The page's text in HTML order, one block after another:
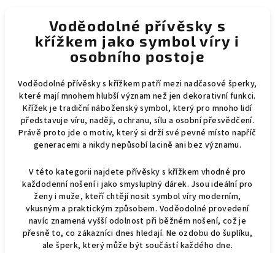
a
c
í
r
v
k
y
v
p
i
s
u
Voděodolné přívěsky s
křížkem jako symbol víry i
osobního postoje
Voděodolné přívěsky s křížkem patří mezi nadčasové šperky,
které mají mnohem hlubší význam než jen dekorativní funkci.
Křížek je tradiční náboženský symbol, který pro mnoho lidí
představuje víru, naději, ochranu, sílu a osobní přesvědčení.
Právě proto jde o motiv, který si drží své pevné místo napříč
generacemi a nikdy nepůsobí lacině ani bez významu.
V této kategorii najdete přívěsky s křížkem vhodné pro
každodenní nošení i jako smysluplný dárek. Jsou ideální pro
ženy i muže, kteří chtějí nosit symbol víry moderním,
vkusným a praktickým způsobem. Voděodolné provedení
navíc znamená vyšší odolnost při běžném nošení, což je
přesně to, co zákazníci dnes hledají. Ne ozdobu do šuplíku,
ale šperk, který může být součástí každého dne.